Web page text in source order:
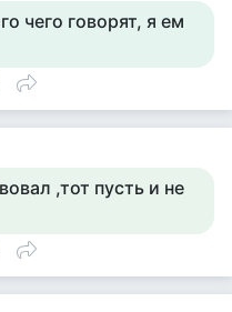
чего говорят, я ем
,тот пусть и не